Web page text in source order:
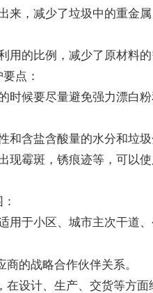
来，减少了垃圾中的重金
用的比例，减少了原材料
点：
时候要尽量避免强力漂白
和含盐含酸量的水分和垃
现霉斑，锈痕迹等，可以
用于小区、城市主次干道
的战略合作伙伴关系。
设计、生产、交货等方面